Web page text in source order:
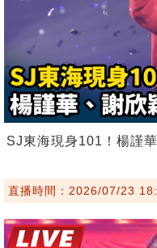
SJ東海現身101！楊謹
直播時間：2026/07/23